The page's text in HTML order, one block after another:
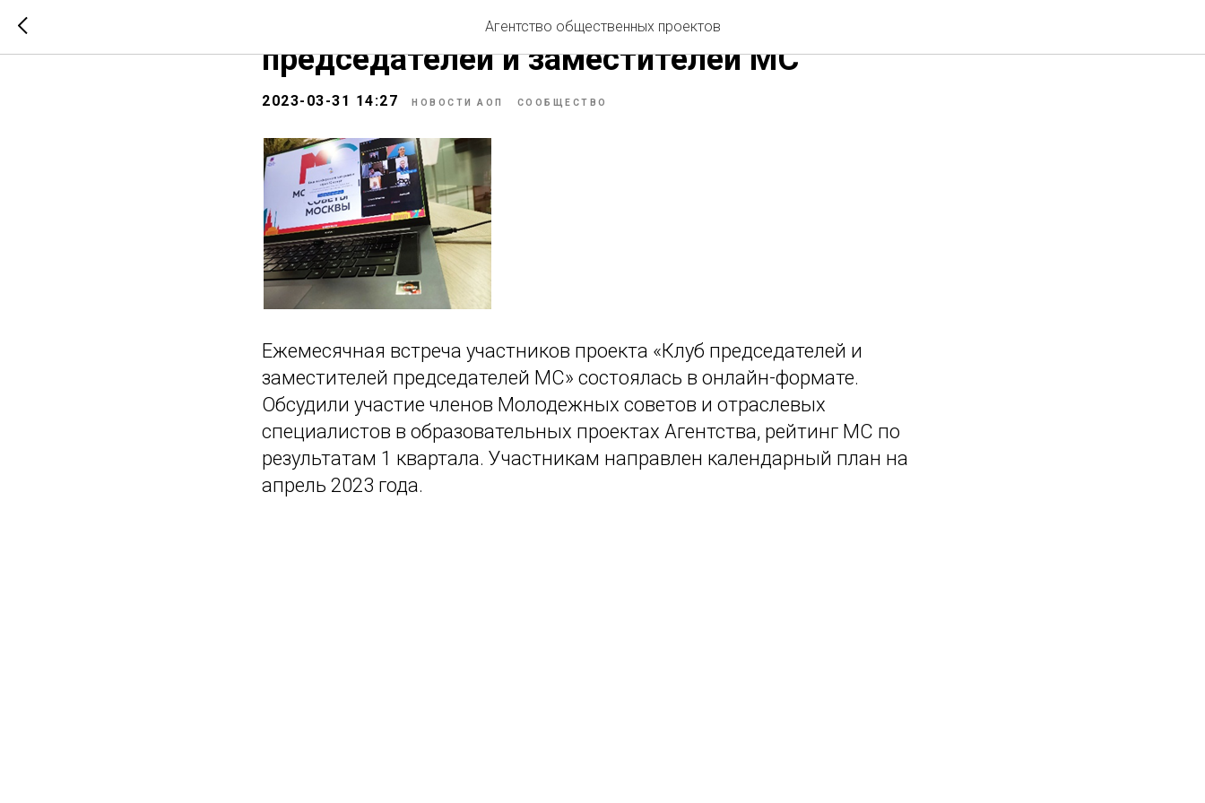
Агентство общественных проектов
Онлайн-встреча участников Клуба
председателей и заместителей МС
2023-03-31 14:27 НОВОСТИ АОП СООБЩЕСТВО
Ежемесячная встреча участников проекта «Клуб председателей и
заместителей председателей МС» состоялась в онлайн-формате.
Обсудили участие членов Молодежных советов и отраслевых
специалистов в образовательных проектах Агентства, рейтинг МС по
результатам 1 квартала. Участникам направлен календарный план на
апрель 2023 года.